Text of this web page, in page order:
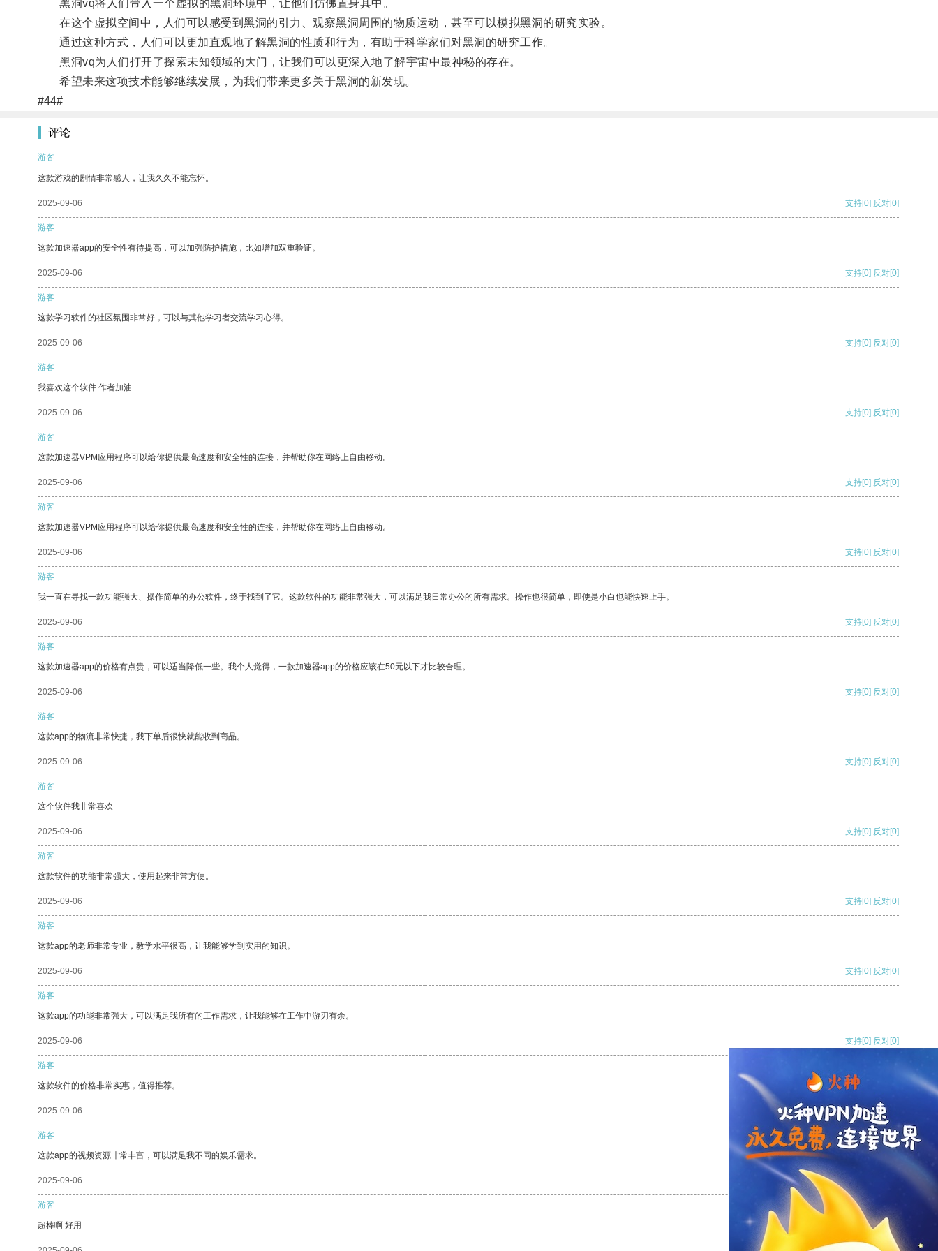
黑洞vq将人们带入一个虚拟的黑洞环境中，让他们仿佛置身其中。
在这个虚拟空间中，人们可以感受到黑洞的引力、观察黑洞周围的物质运动，甚至可以模拟黑洞的研究实验。
通过这种方式，人们可以更加直观地了解黑洞的性质和行为，有助于科学家们对黑洞的研究工作。
黑洞vq为人们打开了探索未知领域的大门，让我们可以更深入地了解宇宙中最神秘的存在。
希望未来这项技术能够继续发展，为我们带来更多关于黑洞的新发现。
#44#
评论
游客
这款游戏的剧情非常感人，让我久久不能忘怀。
2025-09-06 支持[0] 反对[0]
游客
这款加速器app的安全性有待提高，可以加强防护措施，比如增加双重验证。
2025-09-06 支持[0] 反对[0]
游客
这款学习软件的社区氛围非常好，可以与其他学习者交流学习心得。
2025-09-06 支持[0] 反对[0]
游客
我喜欢这个软件 作者加油
2025-09-06 支持[0] 反对[0]
游客
这款加速器VPM应用程序可以给你提供最高速度和安全性的连接，并帮助你在网络上自由移动。
2025-09-06 支持[0] 反对[0]
游客
这款加速器VPM应用程序可以给你提供最高速度和安全性的连接，并帮助你在网络上自由移动。
2025-09-06 支持[0] 反对[0]
游客
我一直在寻找一款功能强大、操作简单的办公软件，终于找到了它。这款软件的功能非常强大，可以满足我日常办公的所有需求。操作也很简单，即使是小白也能快速上手。
2025-09-06 支持[0] 反对[0]
游客
这款加速器app的价格有点贵，可以适当降低一些。我个人觉得，一款加速器app的价格应该在50元以下才比较合理。
2025-09-06 支持[0] 反对[0]
游客
这款app的物流非常快捷，我下单后很快就能收到商品。
2025-09-06 支持[0] 反对[0]
游客
这个软件我非常喜欢
2025-09-06 支持[0] 反对[0]
游客
这款软件的功能非常强大，使用起来非常方便。
2025-09-06 支持[0] 反对[0]
游客
这款app的老师非常专业，教学水平很高，让我能够学到实用的知识。
2025-09-06 支持[0] 反对[0]
游客
这款app的功能非常强大，可以满足我所有的工作需求，让我能够在工作中游刃有余。
2025-09-06 支持[0] 反对[0]
游客
这款软件的价格非常实惠，值得推荐。
2025-09-06 支持[0] 反对
游客
这款app的视频资源非常丰富，可以满足我不同的娱乐需求。
2025-09-06 支持
游客
超棒啊 好用